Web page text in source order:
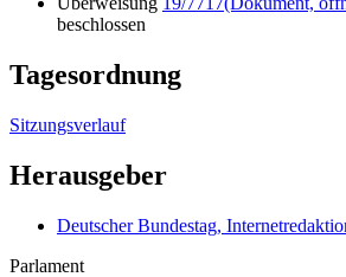
beschlossen
Tagesordnung
Sitzungsverlauf
Herausgeber
Deutscher Bundestag,
Parlament